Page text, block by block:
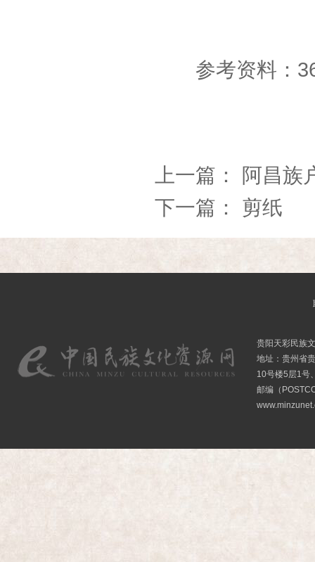
参考资料：
上一篇： 阿昌族
下一篇： 剪纸
贵阳天彩民族
地址：贵州省
10号楼5层1号
邮编（